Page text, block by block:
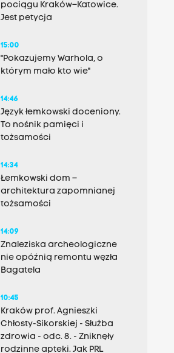
pociągu Kraków–Katowice.
Jest petycja
15:00
"Pokazujemy Warhola, o
którym mało kto wie"
14:46
Język łemkowski doceniony.
To nośnik pamięci i
tożsamości
14:34
Łemkowski dom –
architektura zapomnianej
tożsamości
14:09
Znaleziska archeologiczne
nie opóźnią remontu węzła
Bagatela
10:45
Kraków prof. Agnieszki
Chłosty-Sikorskiej - Służba
zdrowia - odc. 8. - Zniknęły
rodzinne apteki. Jak PRL